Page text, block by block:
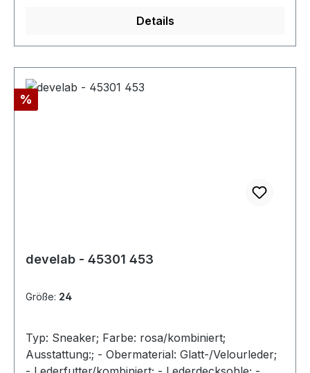
Details
Rabatt
%
develab - 45301 453
Größe: 24
Typ: Sneaker; Farbe: rosa/kombiniert;
Ausstattung:; - Obermaterial: Glatt-/Velourleder;